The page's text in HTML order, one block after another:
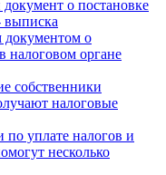
о постановке
выписка
документом о
налоговом органе
собственники
налоговые
по уплате налогов и
несколько